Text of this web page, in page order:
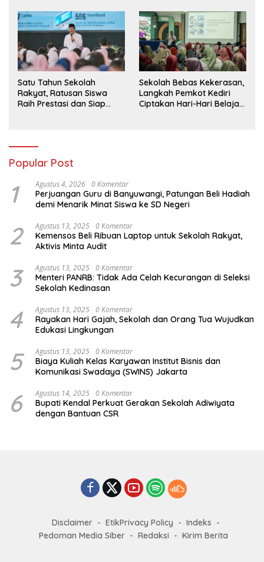
Satu Tahun Sekolah
Rakyat, Ratusan Siswa
Raih Prestasi dan Siap
Sekolah Bebas Kekerasan,
Langkah Pemkot Kediri
Ciptakan Hari-Hari Belajar
Popular Post
1 Agustus 4, 2026 0 Komentar
Perjuangan Guru di Banyuwangi, Patungan Beli Hadiah
demi Menarik Minat Siswa ke SD Negeri
2 Agustus 13, 2025 0 Komentar
Kemensos Beli Ribuan Laptop untuk Sekolah Rakyat,
Aktivis Minta Audit
3 Agustus 13, 2025 0 Komentar
Menteri PANRB: Tidak Ada Celah Kecurangan di Seleksi
Sekolah Kedinasan
4 Agustus 13, 2025 0 Komentar
Rayakan Hari Gajah, Sekolah dan Orang Tua Wujudkan
Edukasi Lingkungan
5 Agustus 13, 2025 0 Komentar
Biaya Kuliah Kelas Karyawan Institut Bisnis dan
Komunikasi Swadaya (SWINS) Jakarta
6 Agustus 14, 2025 0 Komentar
Bupati Kendal Perkuat Gerakan Sekolah Adiwiyata
dengan Bantuan CSR
Disclaimer EtikPrivacy Policy
Indeks
Pedoman Media Siber
Redaksi Kirim Berita